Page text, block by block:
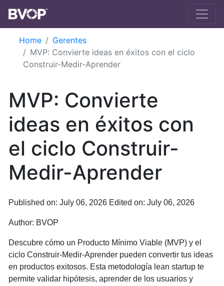
Skip to main content
Home
Gerentes
MVP: Convierte ideas en éxitos con el ciclo
Construir-Medir-Aprender
MVP: Convierte
ideas en éxitos con
el ciclo Construir-
Medir-Aprender
Published on: July 06, 2026 Edited on: July 06, 2026
Author: BVOP
Descubre cómo un Producto Mínimo Viable (MVP) y el
ciclo Construir-Medir-Aprender pueden convertir tus ideas
en productos exitosos. Esta metodología lean startup te
permite validar hipótesis, aprender de los usuarios y